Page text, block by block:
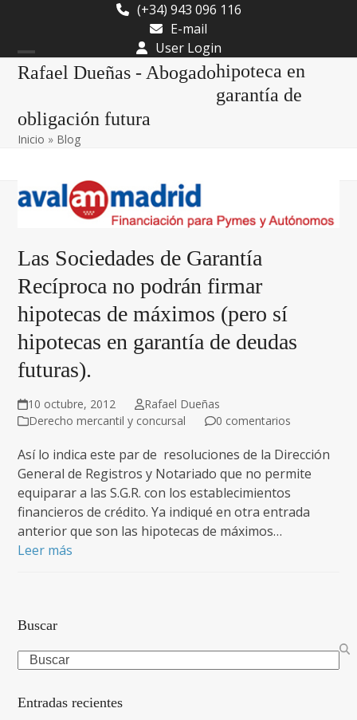
content
(+34) 943 096 116
E-mail
User Login
Rafael Dueñas - Abogado
Open
menu
Close
menu
hipoteca en
garantía de
obligación futura
Inicio » Blog
Las Sociedades de Garantía
Recíproca no podrán firmar
hipotecas de máximos (pero sí
hipotecas en garantía de deudas
futuras).
10 octubre, 2012
Rafael Dueñas
Derecho mercantil y concursal
0 comentarios
Así lo indica este par de resoluciones de la Dirección
General de Registros y Notariado que no permite
equiparar a las S.G.R. con los establecimientos
financieros de crédito. Ya indiqué en otra entrada
anterior que son las hipotecas de máximos…
Leer más
Buscar
Search
Entradas recientes